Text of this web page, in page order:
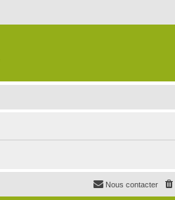
Nous contacter